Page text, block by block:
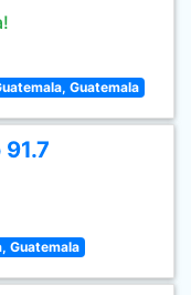
Guatemala
Guatemala